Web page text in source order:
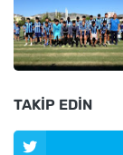
TAKIP EDIN